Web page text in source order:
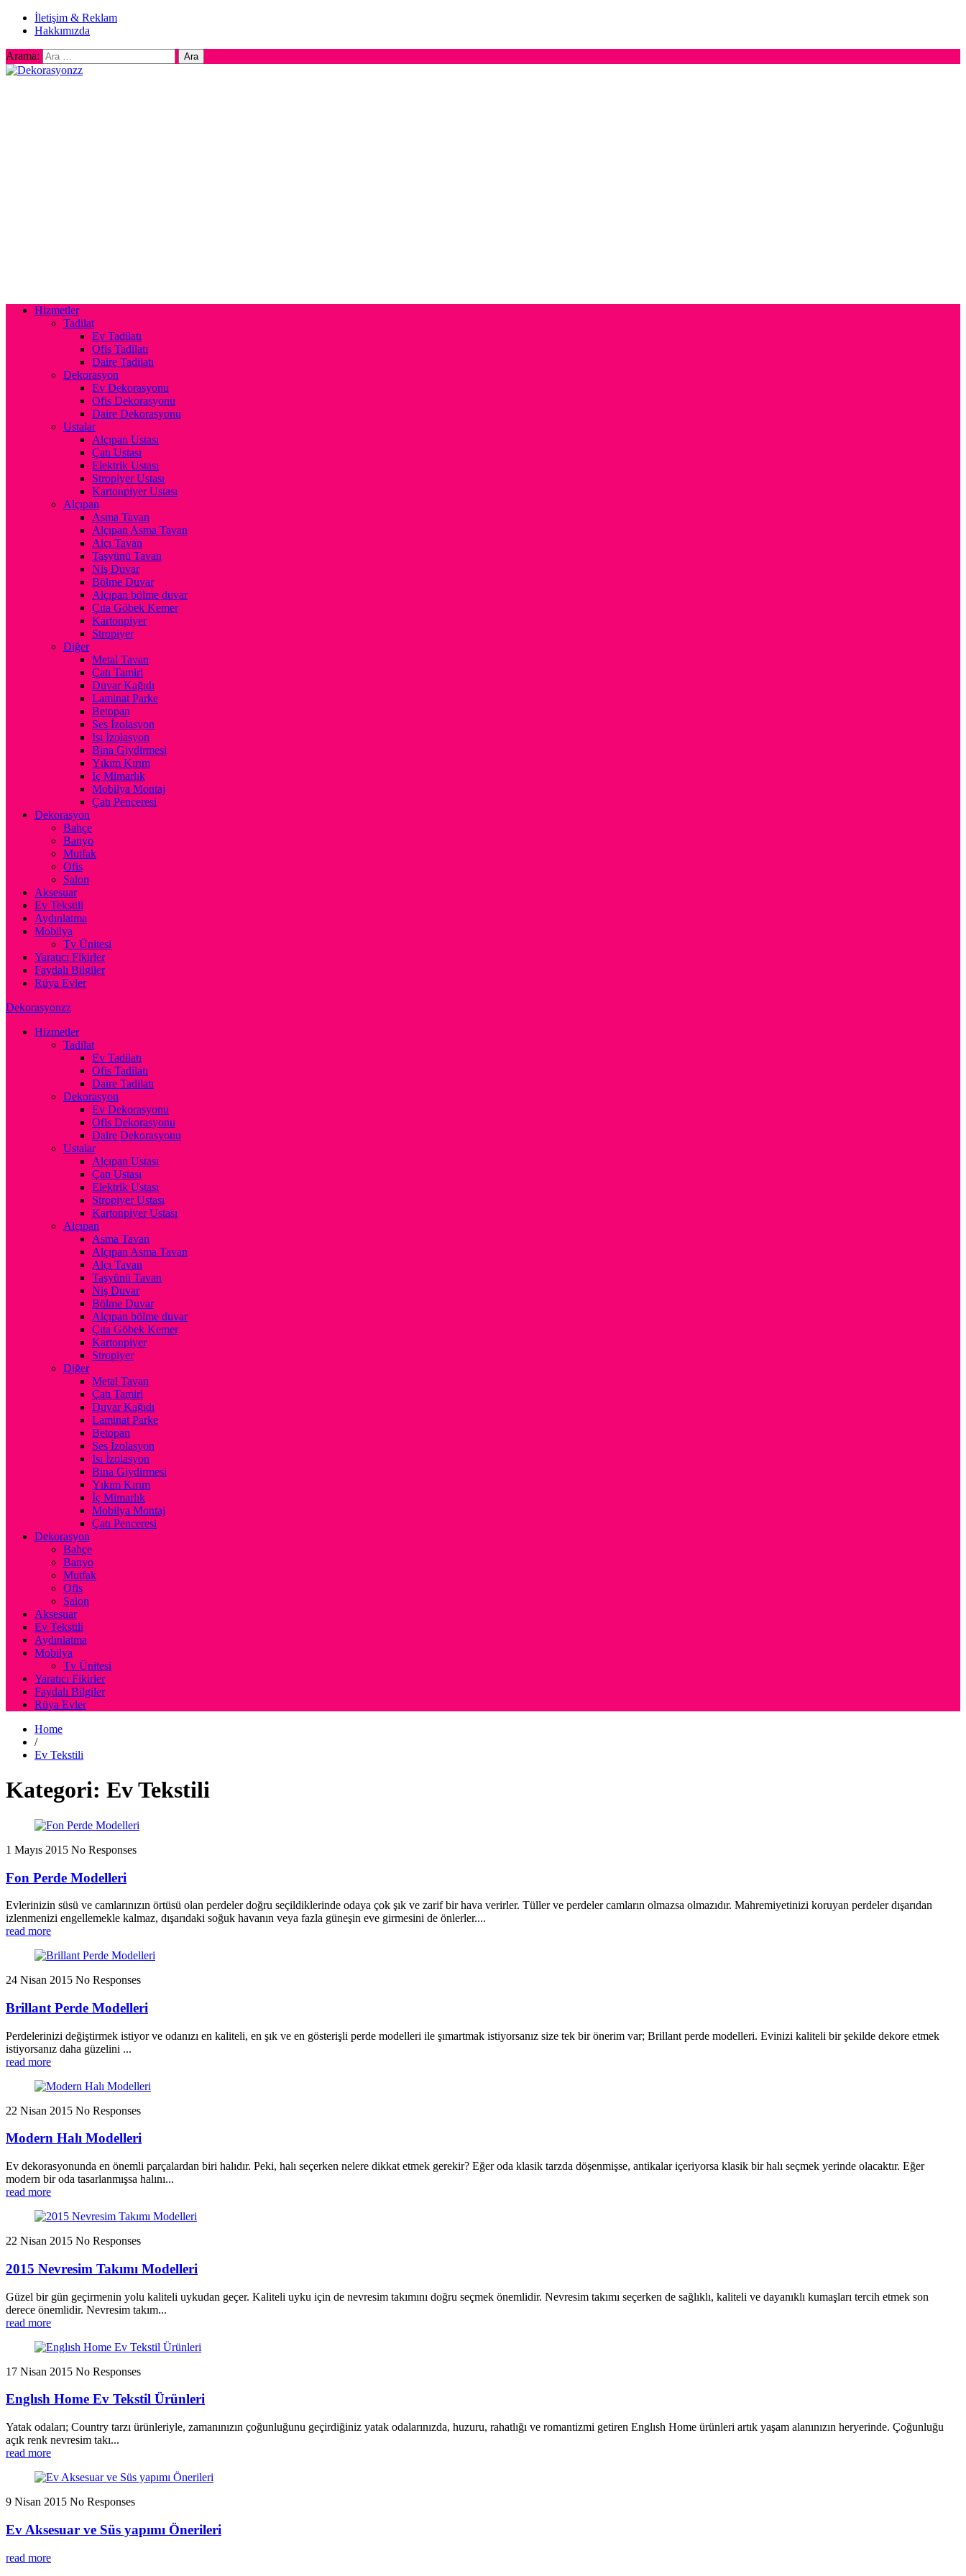
İletişim & Reklam
Hakkımızda
Arama:
Hizmetler
Tadilat
Ev Tadilatı
Ofis Tadilatı
Daire Tadilatı
Dekorasyon
Ev Dekorasyonu
Ofis Dekorasyonu
Daire Dekorasyonu
Ustalar
Alçıpan Ustası
Çatı Ustası
Elektrik Ustası
Stropiyer Ustası
Kartonpiyer Ustası
Alçıpan
Asma Tavan
Alçıpan Asma Tavan
Alçı Tavan
Taşyünü Tavan
Niş Duvar
Bölme Duvar
Alçıpan bölme duvar
Çıta Göbek Kemer
Kartonpiyer
Stropiyer
Diğer
Metal Tavan
Çatı Tamiri
Duvar Kağıdı
Laminat Parke
Betopan
Ses İzolasyon
Isı İzolasyon
Bina Giydirmesi
Yıkım Kırım
İç Mimarlık
Mobilya Montaj
Çatı Penceresi
Dekorasyon
Bahçe
Banyo
Mutfak
Ofis
Salon
Aksesuar
Ev Tekstili
Aydınlatma
Mobilya
Tv Ünitesi
Yaratıcı Fikirler
Faydalı Bilgiler
Rüya Evler
Dekorasyonzz
Hizmetler
Tadilat
Ev Tadilatı
Ofis Tadilatı
Daire Tadilatı
Dekorasyon
Ev Dekorasyonu
Ofis Dekorasyonu
Daire Dekorasyonu
Ustalar
Alçıpan Ustası
Çatı Ustası
Elektrik Ustası
Stropiyer Ustası
Kartonpiyer Ustası
Alçıpan
Asma Tavan
Alçıpan Asma Tavan
Alçı Tavan
Taşyünü Tavan
Niş Duvar
Bölme Duvar
Alçıpan bölme duvar
Çıta Göbek Kemer
Kartonpiyer
Stropiyer
Diğer
Metal Tavan
Çatı Tamiri
Duvar Kağıdı
Laminat Parke
Betopan
Ses İzolasyon
Isı İzolasyon
Bina Giydirmesi
Yıkım Kırım
İç Mimarlık
Mobilya Montaj
Çatı Penceresi
Dekorasyon
Bahçe
Banyo
Mutfak
Ofis
Salon
Aksesuar
Ev Tekstili
Aydınlatma
Mobilya
Tv Ünitesi
Yaratıcı Fikirler
Faydalı Bilgiler
Rüya Evler
Home
/
Ev Tekstili
Kategori: Ev Tekstili
1 Mayıs 2015 No Responses
Fon Perde Modelleri
Evlerinizin süsü ve camlarınızın örtüsü olan perdeler doğru seçildiklerinde odaya çok şık ve zarif bir hava verirler. Tüller ve perdeler camların olmazsa olmazıdır. Mahremiyetinizi koruyan perdeler dışarıdan
izlenmenizi engellemekle kalmaz, dışarıdaki soğuk havanın veya fazla güneşin eve girmesini de önlerler....
read more
24 Nisan 2015 No Responses
Brillant Perde Modelleri
Perdelerinizi değiştirmek istiyor ve odanızı en kaliteli, en şık ve en gösterişli perde modelleri ile şımartmak istiyorsanız size tek bir önerim var; Brillant perde modelleri. Evinizi kaliteli bir şekilde dekore etmek
istiyorsanız daha güzelini ...
read more
22 Nisan 2015 No Responses
Modern Halı Modelleri
Ev dekorasyonunda en önemli parçalardan biri halıdır. Peki, halı seçerken nelere dikkat etmek gerekir? Eğer oda klasik tarzda döşenmişse, antikalar içeriyorsa klasik bir halı seçmek yerinde olacaktır. Eğer
modern bir oda tasarlanmışsa halını...
read more
22 Nisan 2015 No Responses
2015 Nevresim Takımı Modelleri
Güzel bir gün geçirmenin yolu kaliteli uykudan geçer. Kaliteli uyku için de nevresim takımını doğru seçmek önemlidir. Nevresim takımı seçerken de sağlıklı, kaliteli ve dayanıklı kumaşları tercih etmek son
derece önemlidir. Nevresim takım...
read more
17 Nisan 2015 No Responses
Englısh Home Ev Tekstil Ürünleri
Yatak odaları; Country tarzı ürünleriyle, zamanınızın çoğunluğunu geçirdiğiniz yatak odalarınızda, huzuru, rahatlığı ve romantizmi getiren Englısh Home ürünleri artık yaşam alanınızın heryerinde. Çoğunluğu
açık renk nevresim takı...
read more
9 Nisan 2015 No Responses
Ev Aksesuar ve Süs yapımı Önerileri
read more